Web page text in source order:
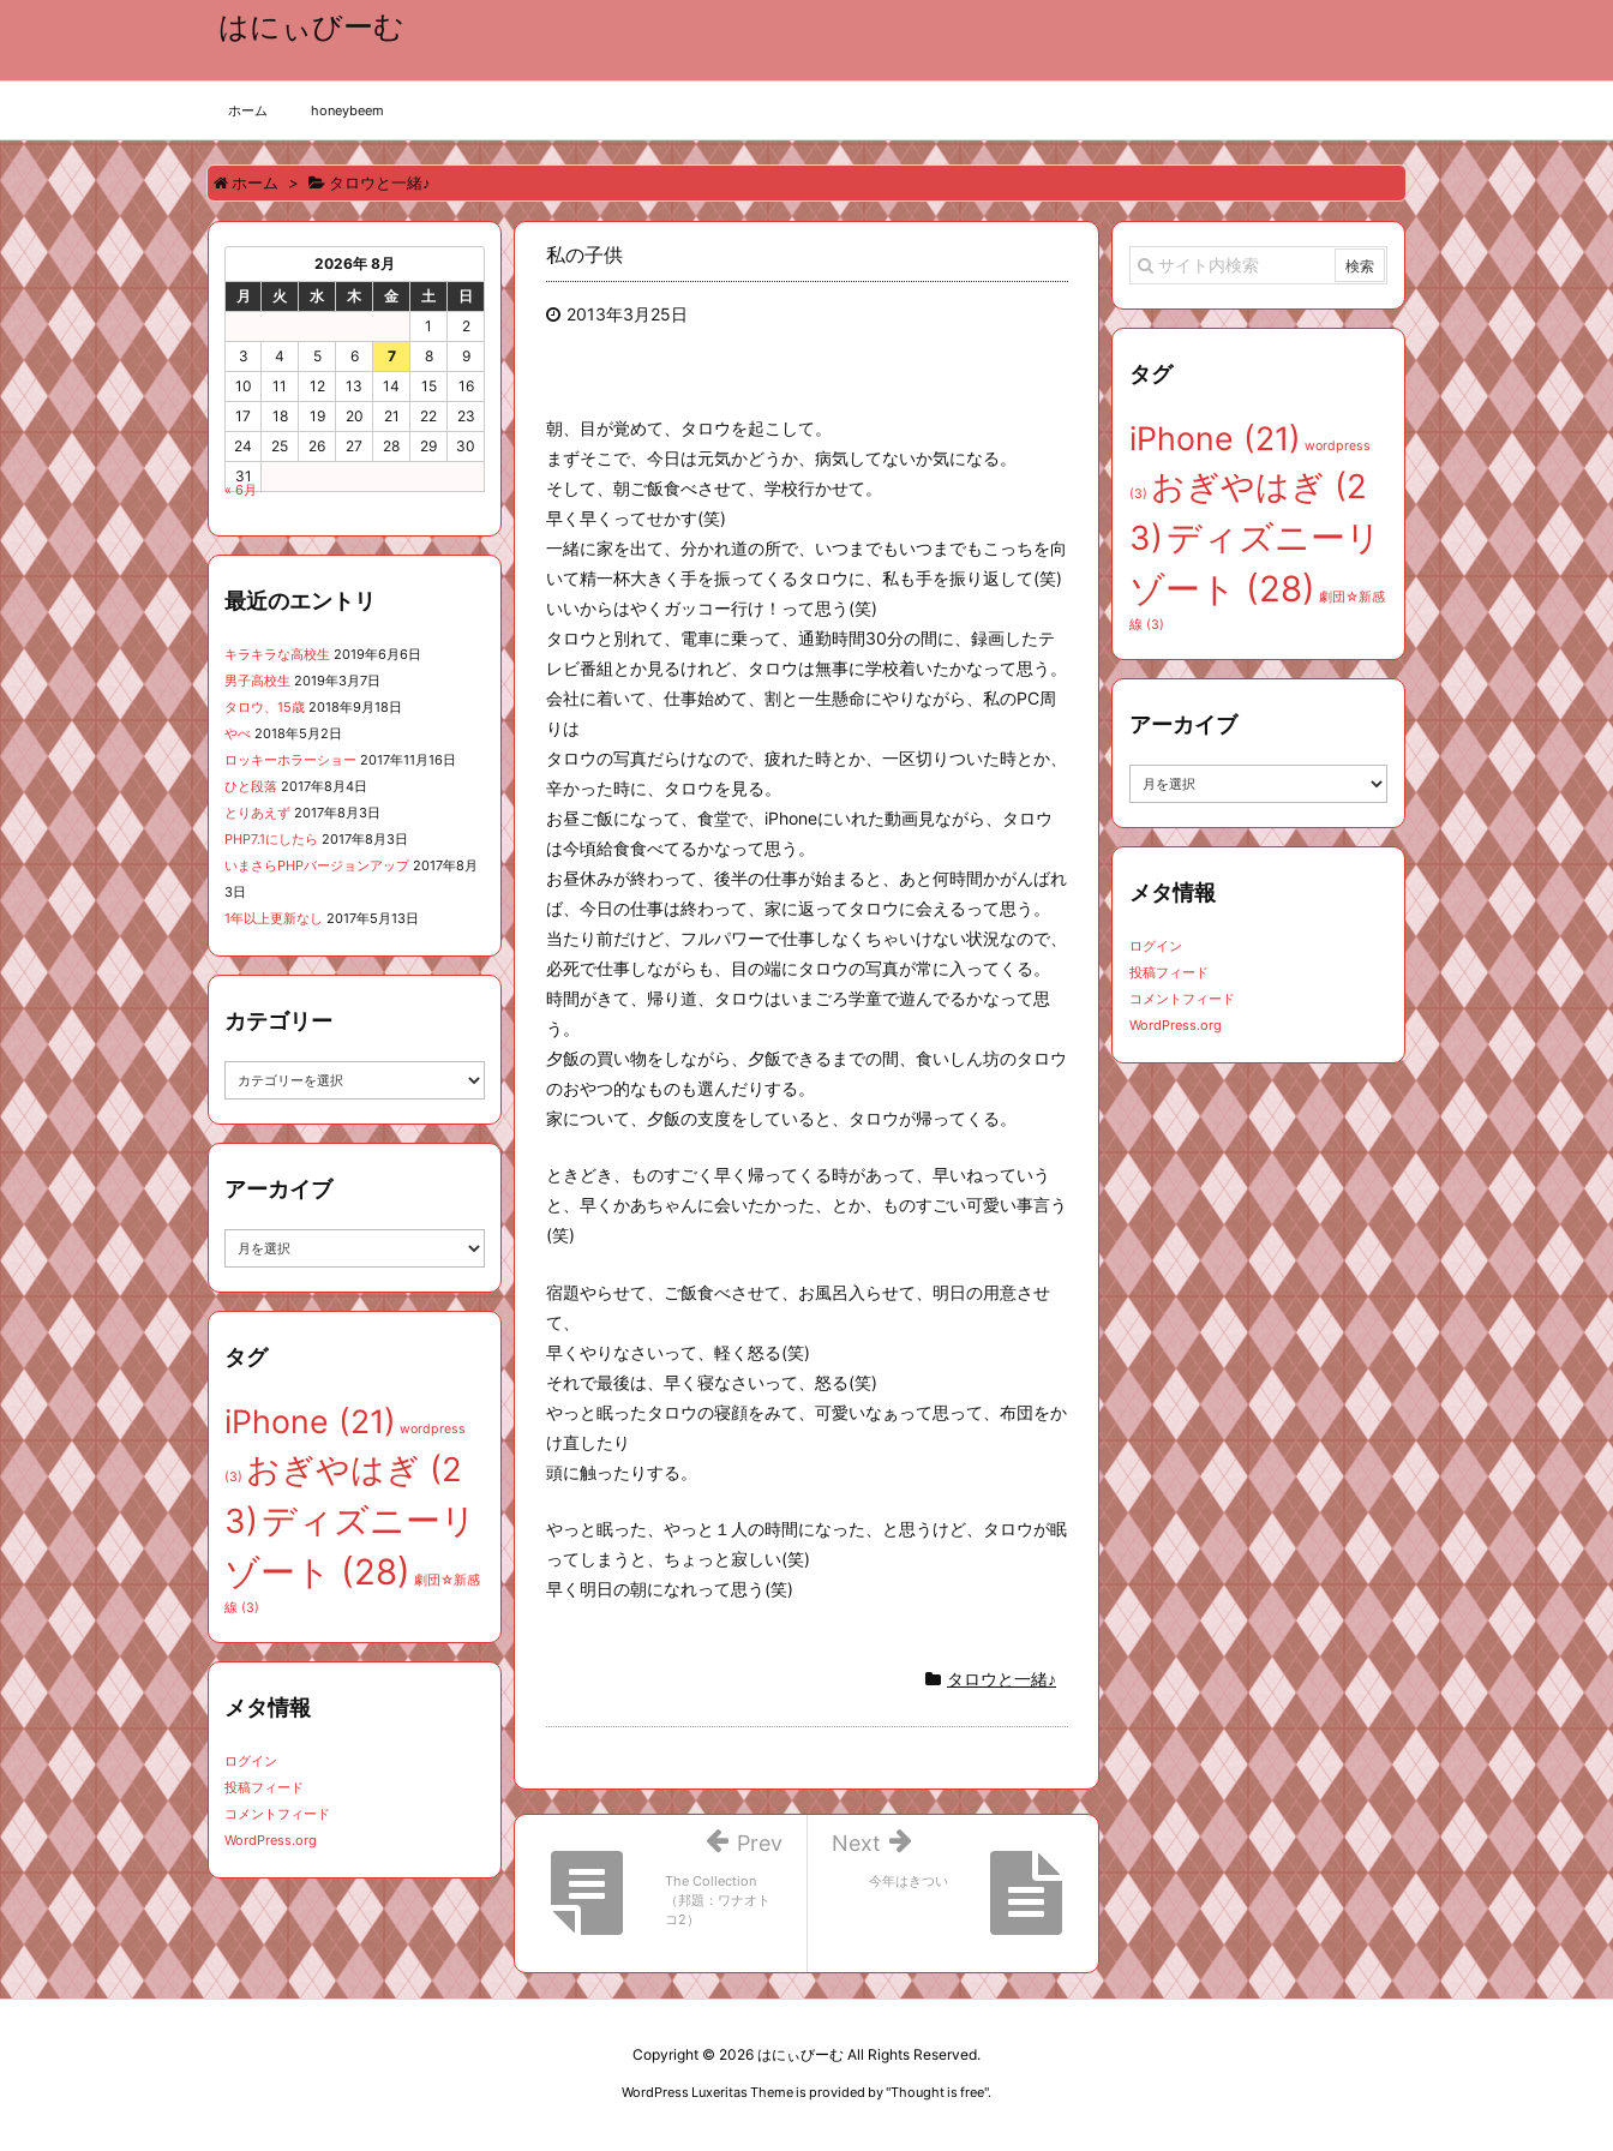
はにぃびーむ
ホーム honeybeem
ホーム > タロウと一緒♪
私の子供
2013年3月25日
朝、目が覚めて、タロウを起こして。
まずそこで、今日は元気かどうか、病気してないか気になる。
そして、朝ご飯食べさせて、学校行かせて。
早く早くってせかす(笑)
一緒に家を出て、分かれ道の所で、いつまでもいつまでもこっちを向
いて精一杯大きく手を振ってくるタロウに、私も手を振り返して(笑)
いいからはやくガッコー行け！って思う(笑)
タロウと別れて、電車に乗って、通勤時間30分の間に、録画したテ
レビ番組とか見るけれど、タロウは無事に学校着いたかなって思う。
会社に着いて、仕事始めて、割と一生懸命にやりながら、私のPC周
りは
タロウの写真だらけなので、疲れた時とか、一区切りついた時とか、
辛かった時に、タロウを見る。
お昼ご飯になって、食堂で、iPhoneにいれた動画見ながら、タロウ
は今頃給食食べてるかなって思う。
お昼休みが終わって、後半の仕事が始まると、あと何時間かがんばれ
ば、今日の仕事は終わって、家に返ってタロウに会えるって思う。
当たり前だけど、フルパワーで仕事しなくちゃいけない状況なので、
必死で仕事しながらも、目の端にタロウの写真が常に入ってくる。
時間がきて、帰り道、タロウはいまごろ学童で遊んでるかなって思
う。
夕飯の買い物をしながら、夕飯できるまでの間、食いしん坊のタロウ
のおやつ的なものも選んだりする。
家について、夕飯の支度をしていると、タロウが帰ってくる。
ときどき、ものすごく早く帰ってくる時があって、早いねっていう
と、早くかあちゃんに会いたかった、とか、ものすごい可愛い事言う
(笑)
宿題やらせて、ご飯食べさせて、お風呂入らせて、明日の用意させ
て、
早くやりなさいって、軽く怒る(笑)
それで最後は、早く寝なさいって、怒る(笑)
やっと眠ったタロウの寝顔をみて、可愛いなぁって思って、布団をか
け直したり
頭に触ったりする。
やっと眠った、やっと１人の時間になった、と思うけど、タロウが眠
ってしまうと、ちょっと寂しい(笑)
早く明日の朝になれって思う(笑)
タロウと一緒♪
今年はきつい
Next
The Collection
（邦題：ワナオト
コ2）
Prev
2026年 8月
月
火 水 木 金 土
日
1
2
3
4 5 6 7 8
9
10
11 12 13 14 15
16
17
18 19 20 21 22
23
24
25 26 27 28 29
30
31
« 6月
最近のエントリ
キラキラな高校生 2019年6月6日
男子高校生 2019年3月7日
タロウ、15歳 2018年9月18日
やべ 2018年5月2日
ロッキーホラーショー 2017年11月16日
ひと段落 2017年8月4日
とりあえず 2017年8月3日
PHP7.1にしたら 2017年8月3日
いまさらPHPバージョンアップ 2017年8月
3日
1年以上更新なし 2017年5月13日
カテゴリー
リ
ー
アーカイブ
イ
ブ
タグ
iPhone (21) wordpress
(3) おぎやはぎ (2
3) ディズニーリ
ゾート (28) 劇団☆新感
線 (3)
メタ情報
ログイン
投稿フィード
コメントフィード
WordPress.org
タグ
iPhone (21) wordpress
(3) おぎやはぎ (2
3) ディズニーリ
ゾート (28) 劇団☆新感
線 (3)
アーカイブ
イ
ブ
メタ情報
ログイン
投稿フィード
コメントフィード
WordPress.org
Copyright © 2026 はにぃびーむ All Rights Reserved.
WordPress Luxeritas Theme is provided by "Thought is free".